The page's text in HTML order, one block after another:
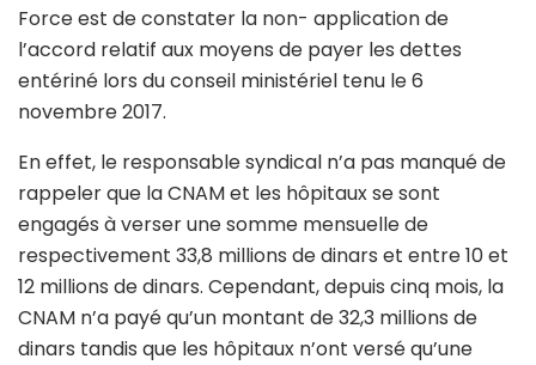
Force est de constater la non- application de
l’accord relatif aux moyens de payer les dettes
entériné lors du conseil ministériel tenu le 6
novembre 2017.
En effet, le responsable syndical n’a pas manqué de
rappeler que la CNAM et les hôpitaux se sont
engagés à verser une somme mensuelle de
respectivement 33,8 millions de dinars et entre 10 et
12 millions de dinars. Cependant, depuis cinq mois, la
CNAM n’a payé qu’un montant de 32,3 millions de
dinars tandis que les hôpitaux n’ont versé qu’une